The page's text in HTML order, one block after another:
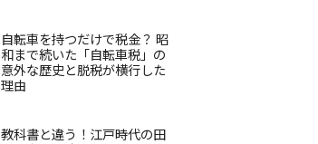
自転車を持つだけで税金？ 昭
和まで続いた「自転車税」の
意外な歴史と脱税が横行した
理由
教科書と違う！江戸時代の田